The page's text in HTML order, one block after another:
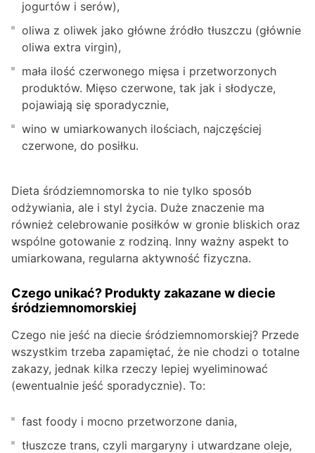
jogurtów i serów),
oliwa z oliwek jako główne źródło tłuszczu (głównie
oliwa extra virgin),
mała ilość czerwonego mięsa i przetworzonych
produktów. Mięso czerwone, tak jak i słodycze,
pojawiają się sporadycznie,
wino w umiarkowanych ilościach, najczęściej
czerwone, do posiłku.
Dieta śródziemnomorska to nie tylko sposób
odżywiania, ale i styl życia. Duże znaczenie ma
również celebrowanie posiłków w gronie bliskich oraz
wspólne gotowanie z rodziną. Inny ważny aspekt to
umiarkowana, regularna aktywność fizyczna.
Czego unikać? Produkty zakazane w diecie
śródziemnomorskiej
Czego nie jeść na diecie śródziemnomorskiej? Przede
wszystkim trzeba zapamiętać, że nie chodzi o totalne
zakazy, jednak kilka rzeczy lepiej wyeliminować
(ewentualnie jeść sporadycznie). To:
fast foody i mocno przetworzone dania,
tłuszcze trans, czyli margaryny i utwardzane oleje,